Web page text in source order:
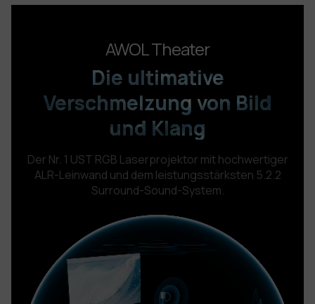
AWOL Theater
Die ultimative
Verschmelzung von Bild
und Klang
Der Nr. 1 UST RGB Laserprojektor mit hochwertiger
ALR-Leinwand und dem leistungsstärksten 5.2.2
Surround-Sound-System.